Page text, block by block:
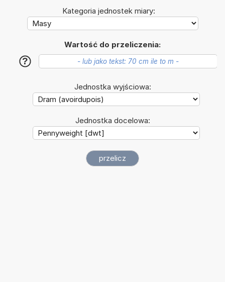
Kategoria jednostek miary:
Wartość do przeliczenia:
?
Jednostka wyjściowa:
Jednostka docelowa: